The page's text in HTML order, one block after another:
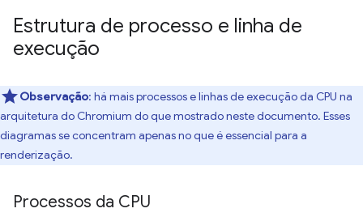
Estrutura de processo e linha de
execução
Observação: há mais processos e linhas de execução da CPU na
arquitetura do Chromium do que mostrado neste documento. Esses
diagramas se concentram apenas no que é essencial para a
renderização.
Processos da CPU